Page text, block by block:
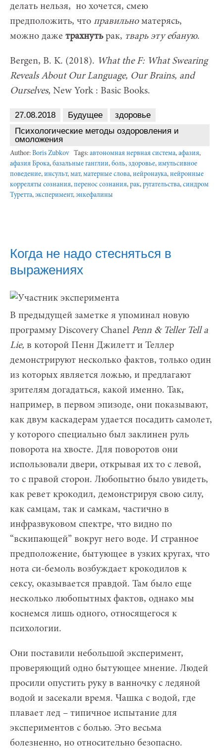
делать нельзя, но хочется, смею
предположить, что правильноматерясь,
можно даже трахнутьрак, тварь эту ебаную.
Bergen, B. K. (2018). What the F: What Swearing
Reveals About Our Language, Our Brains, and
Ourselves, New York : Basic Books.
27.08.2018 Будущее
здоровье
Психологические методы оздоровления и
омоложения
Author: Boris Zubkov Tags: автономная нервная система, афазия,
афазия Брока, базальные ганглии, боль, здоровье, имульсивное
поведение, инсульт, мат, матерные слова, нейронаука, нейронные
корреляты сознания, перенос сознания, рак, ругательства, синдром
Туретта, эксперимент, энкефалины
Когда не надо стесняться в
выражениях
В предыдущей заметке я упоминал новую
программу Discovery Chanel Penn & Teller Tell a
Lie, в которой Пенн Джилетт и Теллер
демонстрируют несколько фактов, только один
из которых является ложью, и предлагают
зрителям догадаться, какой именно. Так,
например, в первом эпизоде, они показывают,
как двум каскадерам удается посадить самолет,
у которого специально был заклинен руль
поворота на хвосте. Для поворотов они
использовали двери, открывая их то с левой,
то с правой сторон. Любопытно было увидеть,
как ревет крокодил, демонстрируя свою силу,
как самцам, так и самкам, частично в
инфразвуковом спектре, что видно по
“вскипающей” вокруг него воде. И странное
предположение, бытующее в узких кругах, что
нота си-бемоль возбуждает крокодилов к
сексу, оказывается правдой. Там было еще
несколько любопытных фактов, однако мы
коснемся лишь одного, относящегося к
психологии.
Они поставили небольшой эксперимент,
проверяющий одно бытующее мнение. Людей
просили опустить руку в ванночку с ледяной
водой и засекали время. Чашка с водой, где
плавает лед – типичное испытание для
экспериментов с болью. Это весьма
болезненно, но относительно безопасно.